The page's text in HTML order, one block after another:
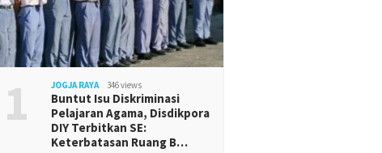
1 JOGJA RAYA 346 views
Buntut Isu Diskriminasi
Pelajaran Agama, Disdikpora
DIY Terbitkan SE:
Keterbatasan Ruang B…